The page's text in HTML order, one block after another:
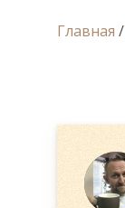
Главная /